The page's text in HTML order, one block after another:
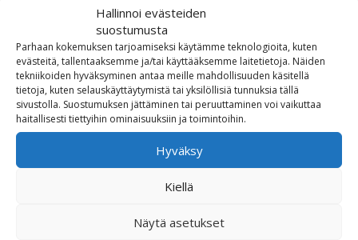
Hallinnoi evästeiden
suostumusta
Parhaan kokemuksen tarjoamiseksi käytämme teknologioita, kuten
evästeitä, tallentaaksemme ja/tai käyttääksemme laitetietoja. Näiden
tekniikoiden hyväksyminen antaa meille mahdollisuuden käsitellä
tietoja, kuten selauskäyttäytymistä tai yksilöllisiä tunnuksia tällä
sivustolla. Suostumuksen jättäminen tai peruuttaminen voi vaikuttaa
haitallisesti tiettyihin ominaisuuksiin ja toimintoihin.
Hyväksy
Kiellä
Näytä asetukset
Harley-Davidson Sport
Glide 2-in-1 Helmet